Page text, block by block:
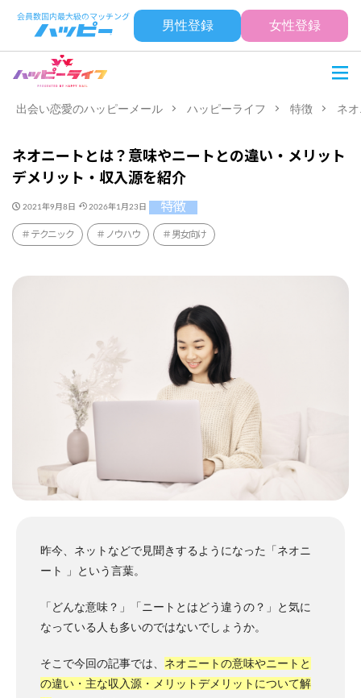
男性登録 女性登録
出会い恋愛のハッピーメール ハッピーライフ 特徴 ネ
ネオニートとは？意味やニートとの違い・メリット
デメリット・収入源を紹介
2021年9月8日 2026年1月23日 特徴
テクニック ノウハウ 男女向け
昨今、ネットなどで見聞きするようになった「ネオニ
ート 」という言葉。
「どんな意味？」「ニートとはどう違うの？」と気に
なっている人も多いのではないでしょうか。
そこで今回の記事では、 ネオニートの意味やニートと
の違い・主な収入源・メリットデメリットについて解